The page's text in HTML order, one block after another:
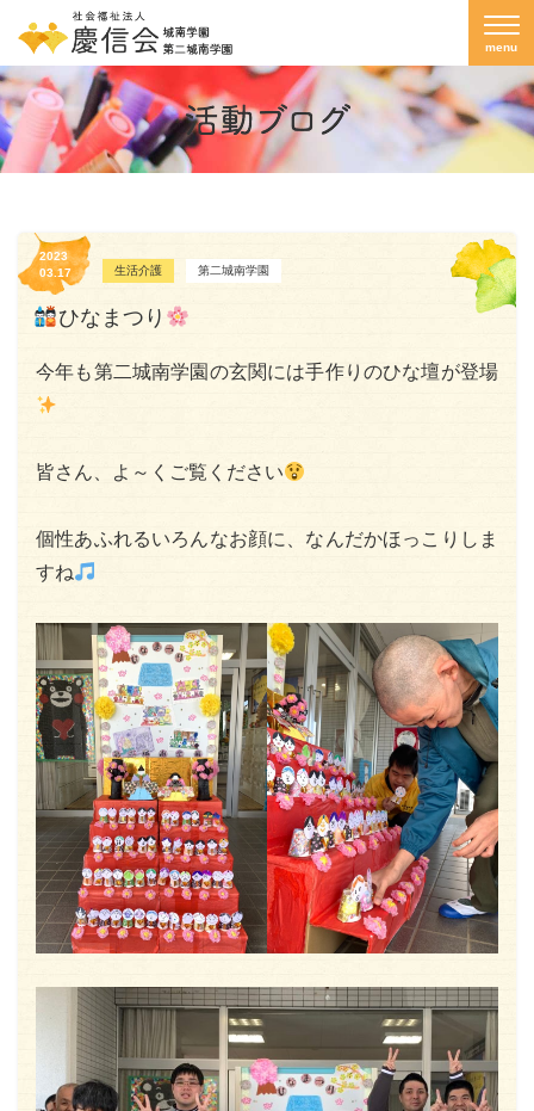
2023
03.17
生活介護 第二城南学園
ひなまつり
今年も第二城南学園の玄関には手作りのひな壇が登場
皆さん、よ～くご覧ください
個性あふれるいろんなお顔に、なんだかほっこりしま
すね
menu